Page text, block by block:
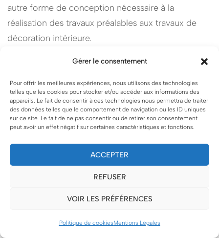
Gérer le consentement
Pour offrir les meilleures expériences, nous utilisons des technologies
telles que les cookies pour stocker et/ou accéder aux informations des
appareils. Le fait de consentir à ces technologies nous permettra de traiter
des données telles que le comportement de navigation ou les ID uniques
sur ce site. Le fait de ne pas consentir ou de retirer son consentement
peut avoir un effet négatif sur certaines caractéristiques et fonctions.
ACCEPTER
REFUSER
VOIR LES PRÉFÉRENCES
Politique de cookiesMentions Légales
autre forme de conception nécessaire à la
réalisation des travaux préalables aux travaux de
décoration intérieure.
En conséquence de ce qui précède, la
responsabilité de Georgette MagritteS ne saurait
être engagée dans l’hypothèse où le prestataire
extérieur se serait appuyé exclusivement sur les
plans établis par Georgette MagritteS sans avoir
pris la précaution de reprendre les cotes et
d’effectuer ses propres plans.
ARTICLE 4 –